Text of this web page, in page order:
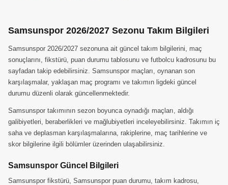
Samsunspor 2026/2027 Sezonu Takım Bilgileri
Samsunspor 2026/2027 sezonuna ait güncel takım bilgilerini, maç
sonuçlarını, fikstürü, puan durumu tablosunu ve futbolcu kadrosunu bu
sayfadan takip edebilirsiniz. Samsunspor maçları, oynanan son
karşılaşmalar, yaklaşan maç programı ve takımın ligdeki güncel
durumu düzenli olarak güncellenmektedir.
Samsunspor takımının sezon boyunca oynadığı maçları, aldığı
galibiyetleri, beraberlikleri ve mağlubiyetleri inceleyebilirsiniz. Takımın iç
saha ve deplasman karşılaşmalarına, rakiplerine, maç tarihlerine ve
skor bilgilerine ilgili bölümler üzerinden ulaşabilirsiniz.
Samsunspor Güncel Bilgileri
Samsunspor fikstürü, Samsunspor puan durumu, takım kadrosu,